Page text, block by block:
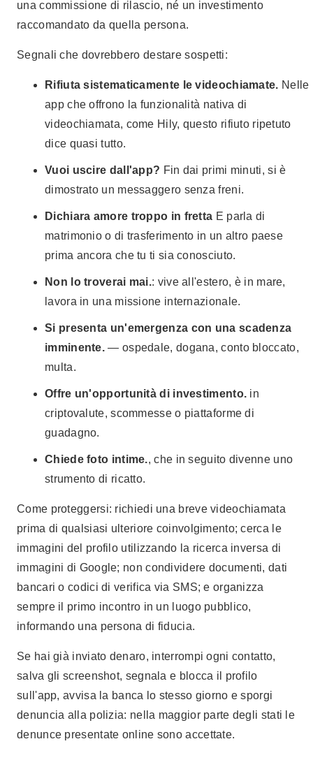
una commissione di rilascio, né un investimento
raccomandato da quella persona.
Segnali che dovrebbero destare sospetti:
Rifiuta sistematicamente le videochiamate. Nelle
app che offrono la funzionalità nativa di
videochiamata, come Hily, questo rifiuto ripetuto
dice quasi tutto.
Vuoi uscire dall'app? Fin dai primi minuti, si è
dimostrato un messaggero senza freni.
Dichiara amore troppo in fretta E parla di
matrimonio o di trasferimento in un altro paese
prima ancora che tu ti sia conosciuto.
Non lo troverai mai.: vive all'estero, è in mare,
lavora in una missione internazionale.
Si presenta un'emergenza con una scadenza
imminente. — ospedale, dogana, conto bloccato,
multa.
Offre un'opportunità di investimento. in
criptovalute, scommesse o piattaforme di
guadagno.
Chiede foto intime., che in seguito divenne uno
strumento di ricatto.
Come proteggersi: richiedi una breve videochiamata
prima di qualsiasi ulteriore coinvolgimento; cerca le
immagini del profilo utilizzando la ricerca inversa di
immagini di Google; non condividere documenti, dati
bancari o codici di verifica via SMS; e organizza
sempre il primo incontro in un luogo pubblico,
informando una persona di fiducia.
Se hai già inviato denaro, interrompi ogni contatto,
salva gli screenshot, segnala e blocca il profilo
sull'app, avvisa la banca lo stesso giorno e sporgi
denuncia alla polizia: nella maggior parte degli stati le
denunce presentate online sono accettate.